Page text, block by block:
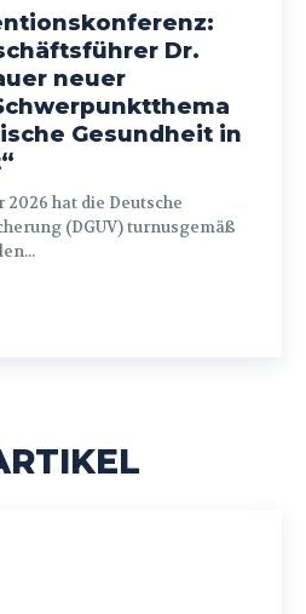
Dr.
neuer
Gesundheit in
(DGUV) turnusgemäß